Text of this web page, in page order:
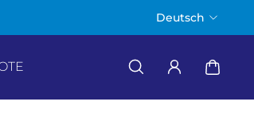
20 JAHRE seit 2006 -
Deutsch